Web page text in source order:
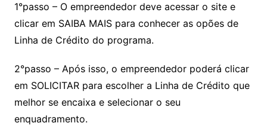
1°passo – O empreendedor deve acessar o site e
clicar em SAIBA MAIS para conhecer as opões de
Linha de Crédito do programa.
2°passo – Após isso, o empreendedor poderá clicar
em SOLICITAR para escolher a Linha de Crédito que
melhor se encaixa e selecionar o seu
enquadramento.